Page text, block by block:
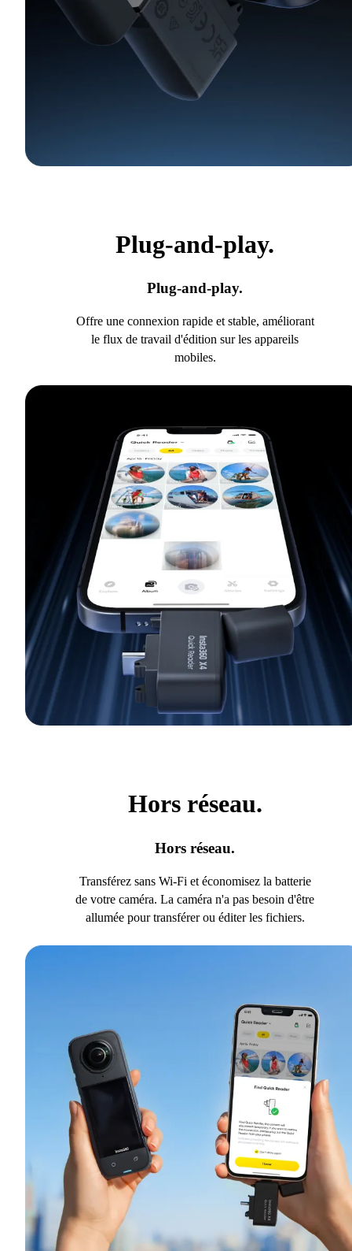
Plug-and-play.
Plug-and-play.
Offre une connexion rapide et stable, améliorant
le flux de travail d'édition sur les appareils
mobiles.
Hors réseau.
Hors réseau.
Transférez sans Wi-Fi et économisez la batterie
de votre caméra. La caméra n'a pas besoin d'être
allumée pour transférer ou éditer les fichiers.